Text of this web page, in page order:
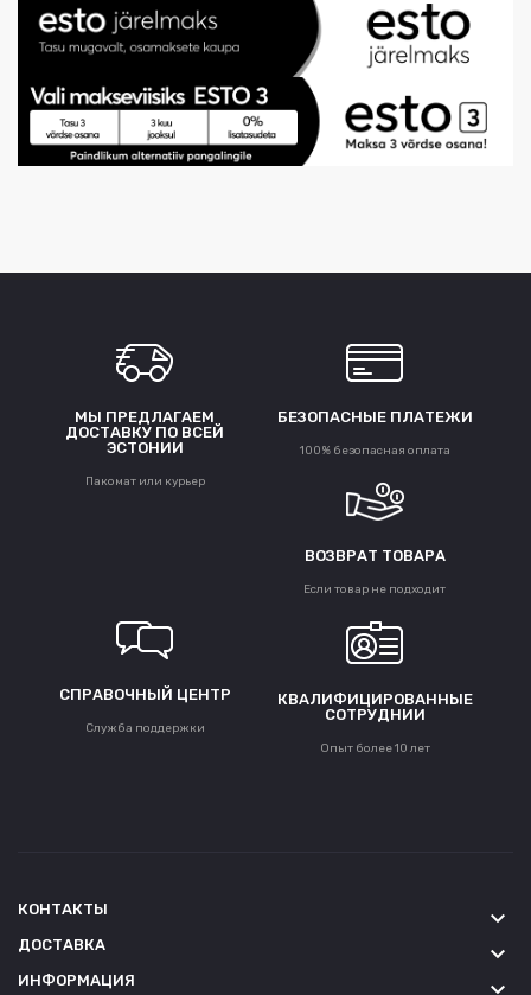
МЫ ПРЕДЛАГАЕМ
ДОСТАВКУ ПО ВСЕЙ
ЭСТОНИИ
Пакомат или курьер
БЕЗОПАСНЫЕ ПЛАТЕЖИ
100% безопасная оплата
ВОЗВРАТ ТОВАРА
Если товар не подходит
СПРАВОЧНЫЙ ЦЕНТР
Служба поддержки
КВАЛИФИЦИРОВАННЫЕ
СОТРУДНИИ
Опыт более 10 лет
КОНТАКТЫ keyboard_arrow_down
ДОСТАВКА keyboard_arrow_down
ИНФОРМАЦИЯ